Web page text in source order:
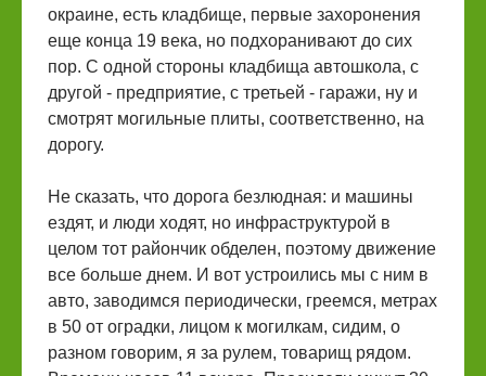
окраине, есть кладбище, первые захоронения
еще конца 19 века, но подхоранивают до сих
пор. С одной стороны кладбища автошкола, с
другой - предприятие, с третьей - гаражи, ну и
смотрят могильные плиты, соответственно, на
дорогу.
Не сказать, что дорога безлюдная: и машины
ездят, и люди ходят, но инфраструктурой в
целом тот райончик обделен, поэтому движение
все больше днем. И вот устроились мы с ним в
авто, заводимся периодически, греемся, метрах
в 50 от оградки, лицом к могилкам, сидим, о
разном говорим, я за рулем, товарищ рядом.